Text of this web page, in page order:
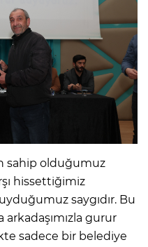
sahip olduğumuz
hissettiğimiz
saygıdır. Bu
arkadaşımızla gurur
sadece bir belediye